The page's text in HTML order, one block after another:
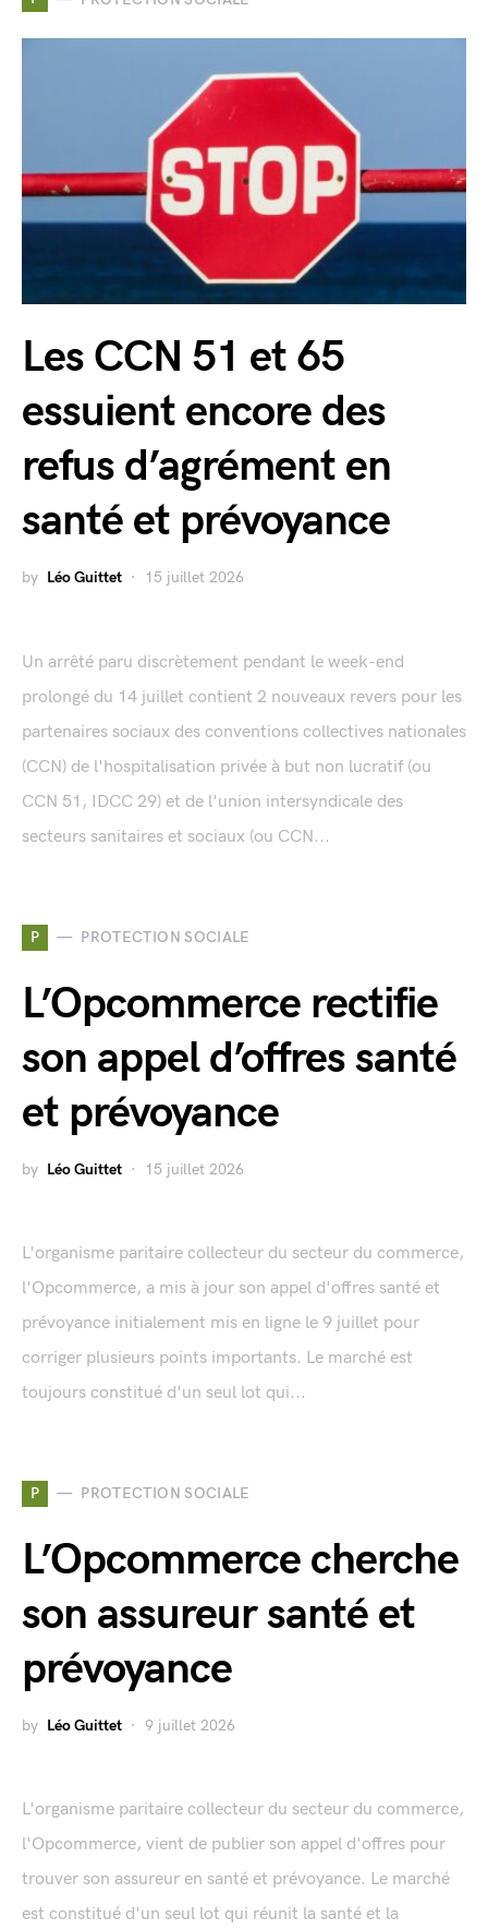
Les CCN 51 et 65
essuient encore des
refus d’agrément en
santé et prévoyance
by Léo Guittet 15 juillet 2026
Un arrêté paru discrètement pendant le week-end
prolongé du 14 juillet contient 2 nouveaux revers pour les
partenaires sociaux des conventions collectives nationales
(CCN) de l'hospitalisation privée à but non lucratif (ou
CCN 51, IDCC 29) et de l'union intersyndicale des
secteurs sanitaires et sociaux (ou CCN...
P PROTECTION SOCIALE
L’Opcommerce rectifie
son appel d’offres santé
et prévoyance
by Léo Guittet 15 juillet 2026
L'organisme paritaire collecteur du secteur du commerce,
l'Opcommerce, a mis à jour son appel d'offres santé et
prévoyance initialement mis en ligne le 9 juillet pour
corriger plusieurs points importants. Le marché est
toujours constitué d'un seul lot qui...
P PROTECTION SOCIALE
L’Opcommerce cherche
son assureur santé et
prévoyance
by Léo Guittet 9 juillet 2026
L'organisme paritaire collecteur du secteur du commerce,
l'Opcommerce, vient de publier son appel d'offres pour
trouver son assureur en santé et prévoyance. Le marché
est constitué d'un seul lot qui réunit la santé et la